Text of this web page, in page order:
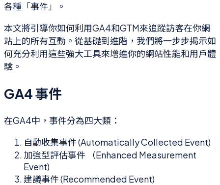
各種「事件」。
本文將引導你如何利用GA4和GTM來追蹤訪客在你網
站上的所有互動。從基礎到進階，我們將一步步揭示如
何充分利用這些強大工具來增進你的網站性能和用戶體
驗。
GA4 事件
在GA4中，事件分為四大類：
自動收集事件 (Automatically Collected Event)
加強型評估事件 （Enhanced Measurement
Event)
建議事件 (Recommended Event)